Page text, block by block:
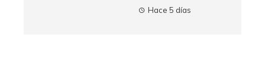
Hace 5 días